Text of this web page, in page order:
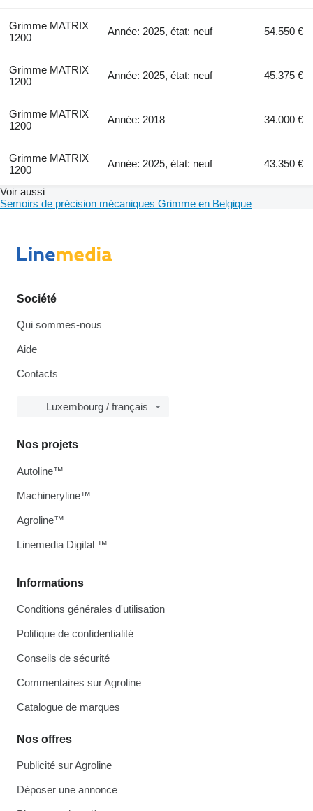
Grimme MATRIX
1200
Année: 2025, état: neuf 54.550 €
Grimme MATRIX
1200
Année: 2025, état: neuf 45.375 €
Grimme MATRIX
1200
Année: 2018 34.000 €
Grimme MATRIX
1200
Année: 2025, état: neuf 43.350 €
Voir aussi
Semoirs de précision mécaniques Grimme en Belgique
Société
Qui sommes-nous
Aide
Contacts
Luxembourg / français
Informations
Conditions générales d'utilisation
Politique de confidentialité
Conseils de sécurité
Commentaires sur Agroline
Catalogue de marques
Nos offres
Publicité sur Agroline
Déposer une annonce
Nos projets
Autoline™
Machineryline™
Agroline™
Linemedia Digital ™